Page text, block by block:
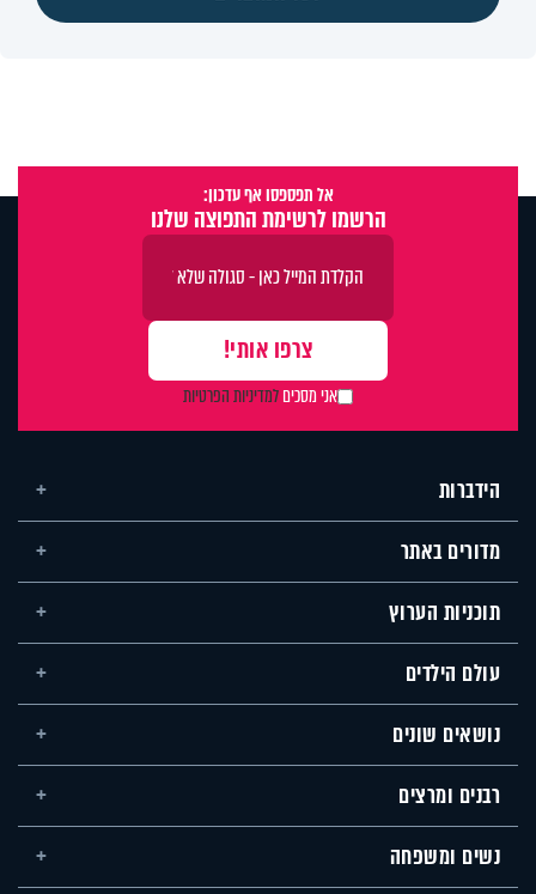
אל תפספסו אף עדכון:
הרשמו לרשימת התפוצה שלנו
אני מסכיםלמדיניות הפרטיות
הידברות
מדורים באתר
תוכניות הערוץ
עולם הילדים
נושאים שונים
רבנים ומרצים
נשים ומשפחה